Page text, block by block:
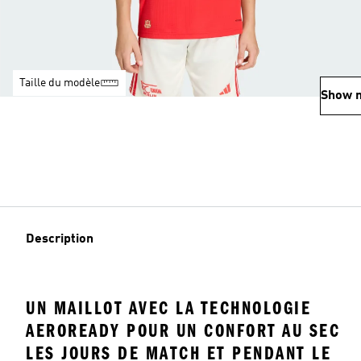
Taille du modèle
Show
Description
UN MAILLOT AVEC LA TECHNOLOGIE
AEROREADY POUR UN CONFORT AU SEC
LES JOURS DE MATCH ET PENDANT LE